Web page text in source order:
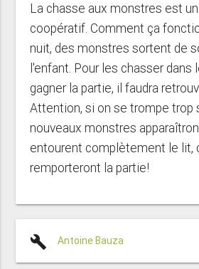
La chasse aux monstres est
coopératif. Comment ça
nuit, des monstres sortent de
l'enfant. Pour les chasser dans
gagner la partie, il faudra
Attention, si on se trompe trop
nouveaux monstres
entourent complètement le lit,
remporteront la partie!
build Antoine Bauza